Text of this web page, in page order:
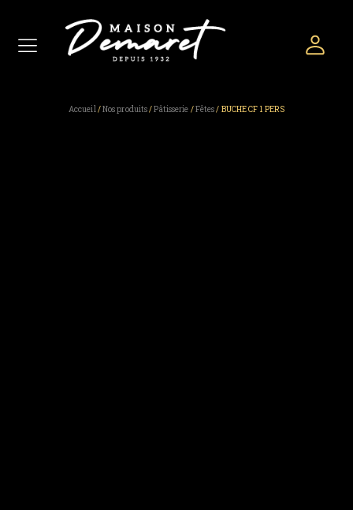
Accueil/Nos produits/Pâtisserie /Fêtes/ BUCHE CF 1 PERS